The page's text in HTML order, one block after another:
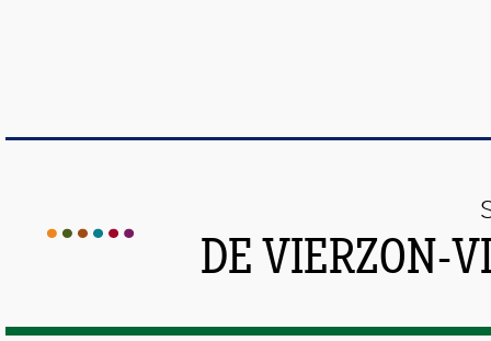
DE VIERZON-